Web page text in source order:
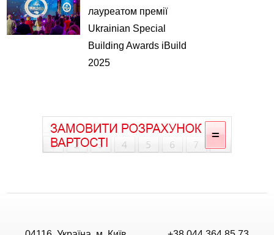
лауреатом премії
Ukrainian Special
Building Awards iBuild
2025